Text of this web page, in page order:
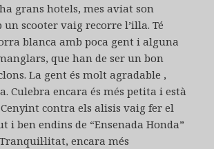
grans hotels, mes aviat son
un scooter vaig recorre l’illa. Té
blanca amb poca gent i alguna
que han de ser un bon
La gent és molt agradable ,
Culebra encara és més petita i està
contra els alisis vaig fer el
i ben endins de “Ensenada Honda”
encara més